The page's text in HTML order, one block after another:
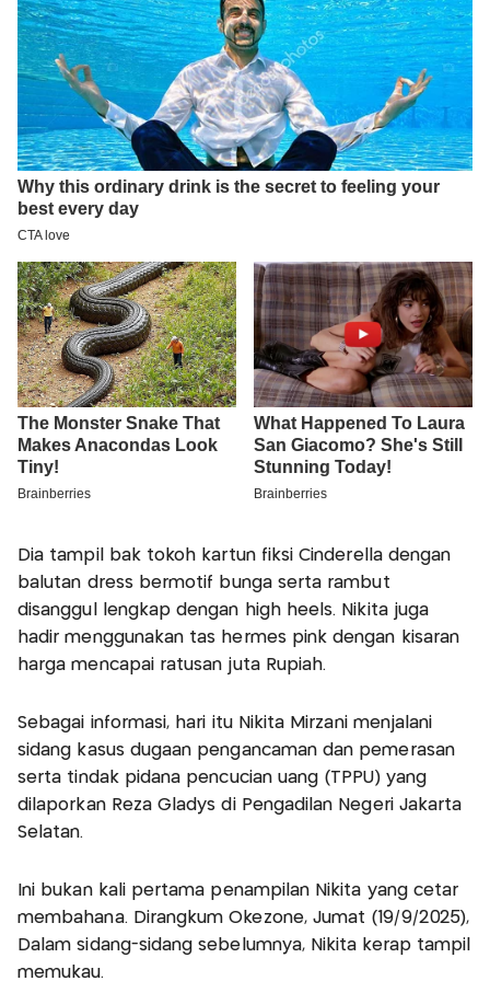
Dia tampil bak tokoh kartun fiksi Cinderella dengan
balutan dress bermotif bunga serta rambut
disanggul lengkap dengan high heels. Nikita juga
hadir menggunakan tas hermes pink dengan kisaran
harga mencapai ratusan juta Rupiah.
Sebagai informasi, hari itu Nikita Mirzani menjalani
sidang kasus dugaan pengancaman dan pemerasan
serta tindak pidana pencucian uang (TPPU) yang
dilaporkan Reza Gladys di Pengadilan Negeri Jakarta
Selatan.
Ini bukan kali pertama penampilan Nikita yang cetar
membahana. Dirangkum Okezone, Jumat (19/9/2025),
Dalam sidang-sidang sebelumnya, Nikita kerap tampil
memukau.